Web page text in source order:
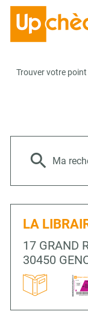
Trouver votre point
Ma
LA
17 GRAND
30450